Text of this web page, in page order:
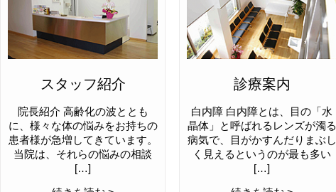
スタッフ紹介
院長紹介 高齢化の波ととも
に、様々な体の悩みをお持ちの
患者様が急増してきています。
当院は、それらの悩みの相談
[…]
診療案内
白内障 白内障とは、目の「水
晶体」と呼ばれるレンズが濁る
病気で、目がかすんだりまぶし
く見えるというのが最も多い
[…]